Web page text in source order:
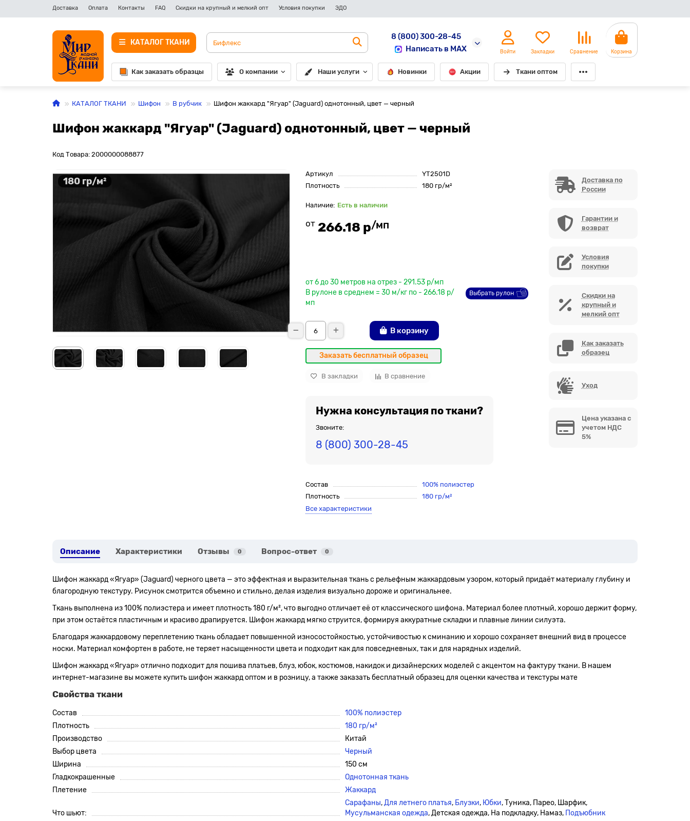
Доставка Оплата Контакты FAQ Скидки на крупный и мелкий опт Условия покупки ЭДО
КАТАЛОГ ТКАНИ
8 (800) 300-28-45
Написать в MAX
Войти Закладки Сравнение Корзина
Как заказать образцы О компании Наши услуги Новинки Акции Ткани оптом
КАТАЛОГ ТКАНИ Шифон В рубчик Шифон жаккард "Ягуар" (Jaguard) однотонный, цвет — черный
Шифон жаккард "Ягуар" (Jaguard) однотонный, цвет — черный
Код Товара: 2000000088877
180 гр/м²
Артикул
YT2501D
Плотность
180 гр/м²
Есть в наличии
от 266.18 р/мп
от 6 до 30 метров на отрез - 291.53 р/мп
В рулоне в среднем = 30 м/кг по - 266.18 р/
мп
Выбрать рулон
В корзину
Заказать бесплатный образец
В закладки В сравнение
Нужна консультация по ткани?
Звоните:
8 (800) 300-28-45
Состав
100% полиэстер
Плотность
180 гр/м²
Все характеристики
Доставка по
России
Гарантии и
возврат
Условия
покупки
Скидки на
крупный и
мелкий опт
Как заказать
образец
Уход
Цена указана с
учетом НДС
5%
Описание Характеристики Отзывы 0 Вопрос-ответ 0
Шифон жаккард «Ягуар» (Jaguard) черного цвета — это эффектная и выразительная ткань с рельефным жаккардовым узором, который придаёт материалу глубину и
благородную текстуру. Рисунок смотрится объемно и стильно, делая изделия визуально дороже и оригинальнее.
Ткань выполнена из 100% полиэстера и имеет плотность 180 г/м², что выгодно отличает её от классического шифона. Материал более плотный, хорошо держит форму,
при этом остаётся пластичным и красиво драпируется. Шифон жаккард мягко струится, формируя аккуратные складки и плавные линии силуэта.
Благодаря жаккардовому переплетению ткань обладает повышенной износостойкостью, устойчивостью к сминанию и хорошо сохраняет внешний вид в процессе
носки. Материал комфортен в работе, не теряет насыщенности цвета и подходит как для повседневных, так и для нарядных изделий.
Шифон жаккард «Ягуар» отлично подходит для пошива платьев, блуз, юбок, костюмов, накидок и дизайнерских моделей с акцентом на фактуру ткани. В нашем
интернет-магазине вы можете купить шифон жаккард оптом и в розницу, а также заказать бесплатный образец для оценки качества и текстуры мате
Свойства ткани
Состав
100% полиэстер
Плотность
180 гр/м²
Производство
Китай
Выбор цвета
Черный
Ширина
150 см
Гладкокрашенные
Однотонная ткань
Плетение
Жаккард
Что шьют:
Сарафаны,Для летнего платья, Блузки, Юбки, Туника, Парео, Шарфик,
Мусульманская одежда, Детская одежда, На подкладку, Намаз, Подъюбник